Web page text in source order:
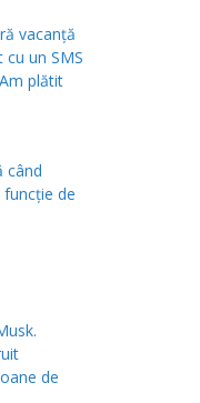
vacanță
un SMS
plătit
când
de
de